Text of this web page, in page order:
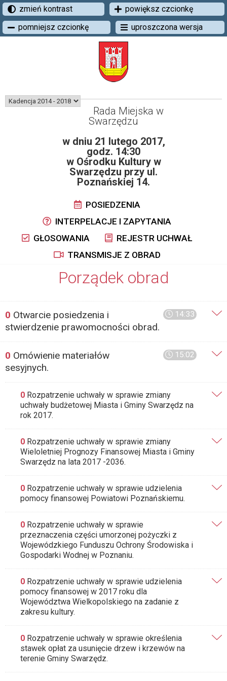
zmień kontrast
powiększ czcionkę
pomniejsz czcionkę
uproszczona wersja
Rada Miejska w
Swarzędzu
w dniu 21 lutego 2017,
godz. 14:30
w Ośrodku Kultury w
Swarzędzu przy ul.
Poznańskiej 14.
POSIEDZENIA
INTERPELACJE I ZAPYTANIA
GŁOSOWANIA
REJESTR UCHWAŁ
TRANSMISJE Z OBRAD
Porządek obrad
14:33
0 Otwarcie posiedzenia i
stwierdzenie prawomocności obrad.
15:02
0 Omówienie materiałów
sesyjnych.
0 Rozpatrzenie uchwały w sprawie zmiany
uchwały budżetowej Miasta i Gminy Swarzędz na
rok 2017.
0 Rozpatrzenie uchwały w sprawie zmiany
Wieloletniej Prognozy Finansowej Miasta i Gminy
Swarzędz na lata 2017 -2036.
0 Rozpatrzenie uchwały w sprawie udzielenia
pomocy finansowej Powiatowi Poznańskiemu.
0 Rozpatrzenie uchwały w sprawie
przeznaczenia części umorzonej pożyczki z
Wojewódzkiego Funduszu Ochrony Środowiska i
Gospodarki Wodnej w Poznaniu.
0 Rozpatrzenie uchwały w sprawie udzielenia
pomocy finansowej w 2017 roku dla
Województwa Wielkopolskiego na zadanie z
zakresu kultury.
0 Rozpatrzenie uchwały w sprawie określenia
stawek opłat za usunięcie drzew i krzewów na
terenie Gminy Swarzędz.